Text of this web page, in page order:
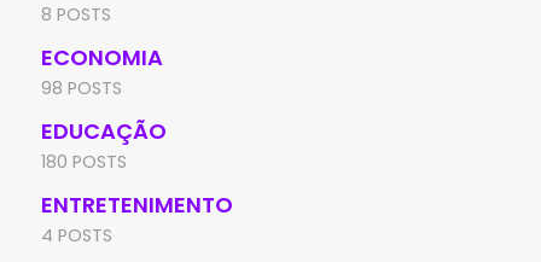
8 POSTS
ECONOMIA
98 POSTS
EDUCAÇÃO
180 POSTS
ENTRETENIMENTO
4 POSTS